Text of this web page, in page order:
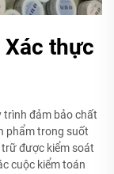
thực
trình đảm bảo chất
phẩm trong suốt
được kiểm soát
cuộc kiểm toán